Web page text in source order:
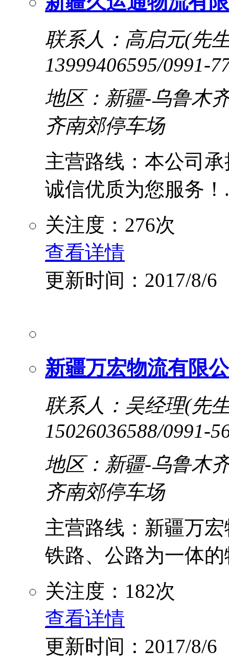
联系人：高启元(先
13999406595/0991-
地区：新疆-乌鲁木
齐南郊停车场
主营路线：本公司
诚信优质为您服务！
关注度：276次
查看详情
更新时间：2017/8/6
新疆万宏物流有限
联系人：吴经理(先
15026036588/0991-
地区：新疆-乌鲁木
齐南郊停车场
主营路线：新疆万
铁路、公路为一体
关注度：182次
查看详情
更新时间：2017/8/6